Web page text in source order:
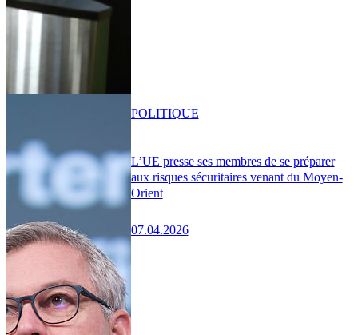
L’UE presse ses membres de se préparer
aux risques sécuritaires venant du Moyen-
Orient
07.04.2026
POLITIQUE